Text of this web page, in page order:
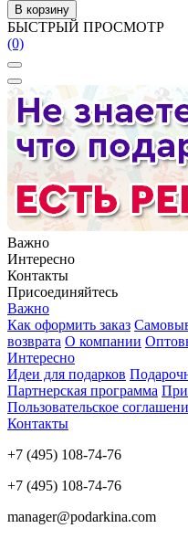
В корзину
БЫСТРЫЙ ПРОСМОТР
(0)
Важно
Интересно
Контакты
Присоединяйтесь
Важно
Как оформить заказ
возврата О компании
Интересно
Идеи для подарков
Партнерская программа
Пользовательское
Контакты
+7 (495) 108-74-76
+7 (495) 108-74-76
manager@podarkina.com